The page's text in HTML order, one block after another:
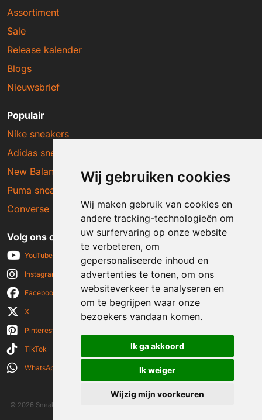
Wij gebruiken cookies
Wij maken gebruik van cookies en
andere tracking-technologieën om
uw surfervaring op onze website
te verbeteren, om
gepersonaliseerde inhoud en
advertenties te tonen, om ons
websiteverkeer te analyseren en
om te begrijpen waar onze
bezoekers vandaan komen.
Ik ga akkoord
Ik weiger
Wijzig mijn voorkeuren
Assortiment
Sale
Release kalender
Blogs
Nieuwsbrief
Populair
Nike sneakers
Adidas sneakers
New Balance sneakers
Puma sneakers
Converse sneakers
Volg ons op social media
YouTube
Instagram
Facebook
X
Pinterest
TikTok
WhatsApp
© 2026 Sneakerplaats.nl